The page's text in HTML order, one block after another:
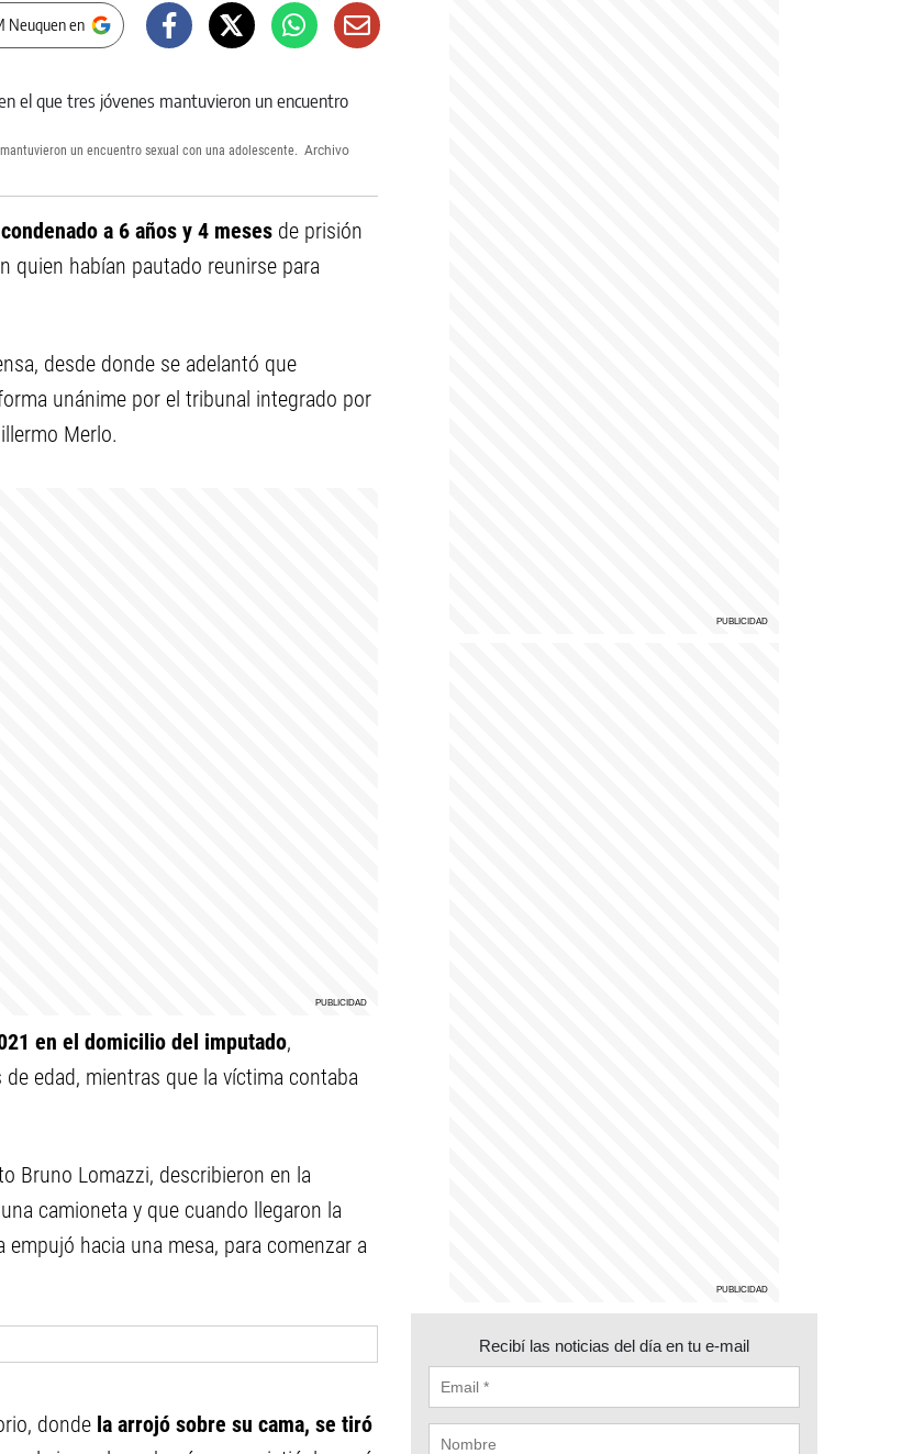
Neuquen en
un encuentro sexual con una adolescente. Archivo
condenado a 6 años y 4 meses de prisión
quien habían pautado reunirse para
desde donde se adelantó que
unánime por el tribunal integrado por
Merlo.
en el domicilio del imputado,
edad, mientras que la víctima contaba
Bruno Lomazzi, describieron en la
camioneta y que cuando llegaron la
hacia una mesa, para comenzar a
donde la arrojó sobre su cama, se tiró
Recibí las noticias del día en tu e-mail